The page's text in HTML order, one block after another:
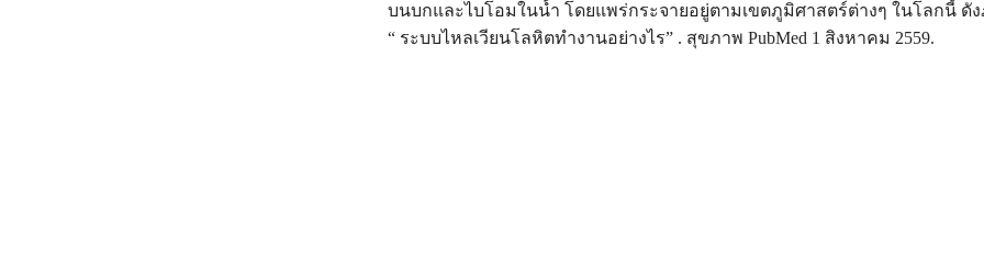
บนบกและไบโอมในน้ำ โดยแพร่กระจายอยู่ตามเขตภูมิศาสตร์ต่างๆ ในโลกนี้ ดัง
“ ระบบไหลเวียนโลหิตทำงานอย่างไร” . สุขภาพ PubMed 1 สิงหาคม 2559.